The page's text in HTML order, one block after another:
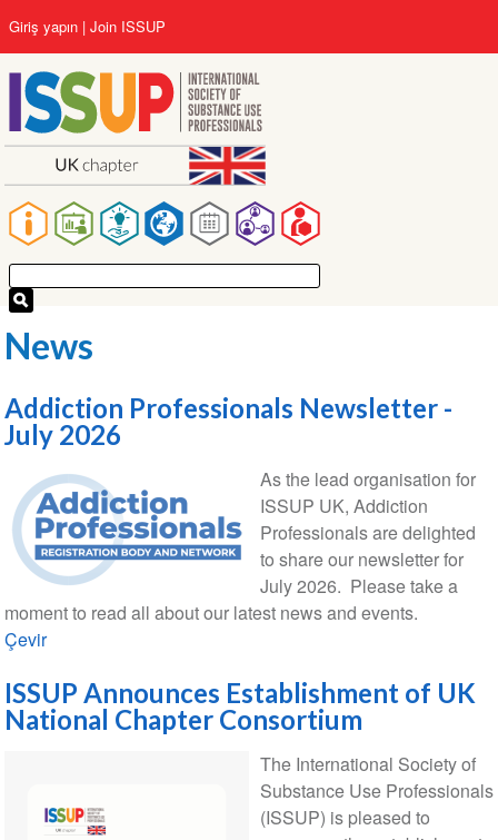
içeriğe
atla
Main
navigation
User
account
menu
Giriş yapın Join ISSUP
News
Addiction Professionals Newsletter -
July 2026
As the lead organisation for
ISSUP UK, Addiction
Professionals are delighted
to share our newsletter for
July 2026. Please take a
moment to read all about our latest news and events.
Çevir
ISSUP Announces Establishment of UK
National Chapter Consortium
The International Society of
Substance Use Professionals
(ISSUP) is pleased to